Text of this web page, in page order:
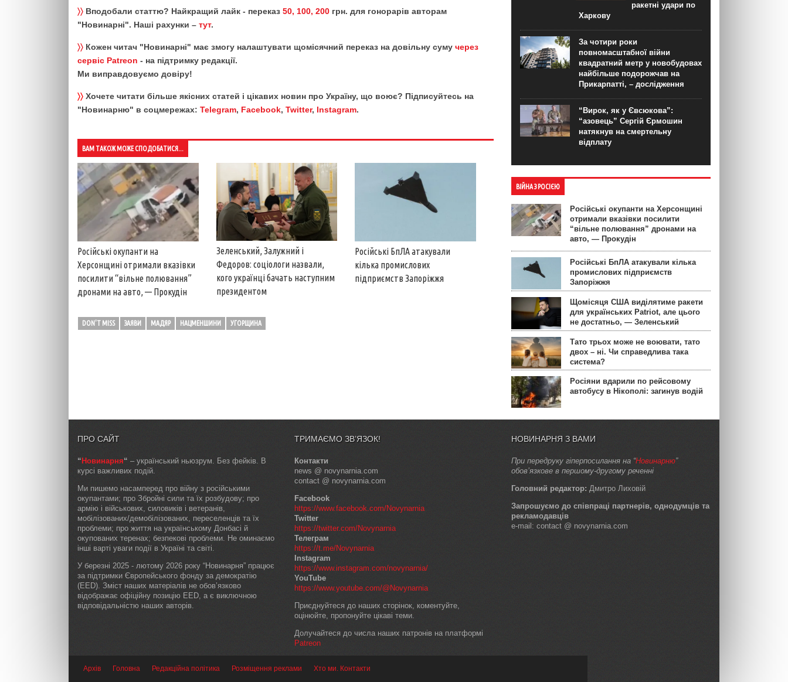
〉〉 Вподобали статтю? Найкращий лайк - переказ 50, 100, 200 грн. для гонорарів авторам
"Новинарні". Наші рахунки – тут.
〉〉 Кожен читач "Новинарні" має змогу налаштувати щомісячний переказ на довільну суму через
сервіс Patreon - на підтримку редакції.
Ми виправдовуємо довіру!
〉〉 Хочете читати більше якісних статей і цікавих новин про Україну, що воює? Підписуйтесь на
"Новинарню" в соцмережах: Telegram, Facebook, Twitter, Instagram.
ВАМ ТАКОЖ МОЖЕ СПОДОБАТИСЯ...
Російські окупанти на
Херсонщині отримали вказівки
посилити “вільне полювання”
дронами на авто, — Прокудін
Зеленський, Залужний і
Федоров: соціологи назвали,
кого українці бачать наступним
президентом
Російські БпЛА атакували
кілька промислових
підприємств Запоріжжя
DON'T MISS ЗАЯВИ МАДЯР НАЦМЕНШИНИ УГОРЩИНА
ракетні удари по
Харкову
За чотири роки
повномасштабної війни
квадратний метр у новобудовах
найбільше подорожчав на
Прикарпатті, – дослідження
“Вирок, як у Євсюкова”:
“азовець” Сергій Єрмошин
натякнув на смертельну
відплату
ВІЙНА З РОСІЄЮ
Російські окупанти на Херсонщині
отримали вказівки посилити
“вільне полювання” дронами на
авто, — Прокудін
Російські БпЛА атакували кілька
промислових підприємств
Запоріжжя
Щомісяця США виділятиме ракети
для українських Patriot, але цього
не достатньо, — Зеленський
Тато трьох може не воювати, тато
двох – ні. Чи справедлива така
система?
Росіяни вдарили по рейсовому
автобусу в Нікополі: загинув водій
ПРО САЙТ
“ Новинарня“ – український ньюзрум. Без фейків. В
курсі важливих подій.
Ми пишемо насамперед про війну з російськими
окупантами; про Збройні сили та їх розбудову; про
армію і військових, силовиків і ветеранів,
мобілізованих/демобілізованих, переселенців та їх
проблеми; про життя на українському Донбасі й
окупованих теренах; безпекові проблеми. Не оминаємо
інші варті уваги події в Україні та світі.
У березні 2025 - лютому 2026 року “Новинарня” працює
за підтримки Європейського фонду за демократію
(EED). Зміст наших матеріалів не обов’язково
відображає офіційну позицію EED, а є виключною
відповідальністю наших авторів.
ТРИМАЄМО ЗВ’ЯЗОК!
Контакти
news @ novynarnia.com
contact @ novynarnia.com
Facebook
https://www.facebook.com/Novynarnia
Twitter
https://twitter.com/Novynarnia
Телеграм
https://t.me/Novynarnia
Instagram
https://www.instagram.com/novynarnia/
YouTube
https://www.youtube.com/@Novynarnia
Приєднуйтеся до наших сторінок, коментуйте,
оцінюйте, пропонуйте цікаві теми.
Долучайтеся до числа наших патронів на платформі
Patreon
НОВИНАРНЯ З ВАМИ
При передруку гіперпосилання на “Новинарню”
обов’язкове в першому-другому реченні
Головний редактор: Дмитро Лиховій
Запрошуємо до співпраці партнерів, однодумців та
рекламодавців
e-mail: contact @ novynarnia.com
Архів Головна Редакційна політика Розміщення реклами Хто ми. Контакти